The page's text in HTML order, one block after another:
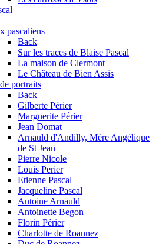
pascaliens
Back
Sur les traces de Blaise Pascal
La maison de Clermont
Le Château de Bien Assis
portraits
Back
Gilberte Périer
Marguerite Périer
Jean Domat
Arnauld d'Andilly, Mère Angélique
de St Jean
Pierre Nicole
Louis Perier
Etienne Pascal
Jacqueline Pascal
Antoine Arnauld
Antoinette Begon
Florin Périer
Charlotte de Roannez